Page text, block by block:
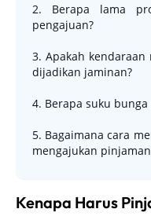
2. Berapa lama
pengajuan?
3. Apakah kendaraan
dijadikan jaminan?
4. Berapa suku bunga
5. Bagaimana cara
mengajukan
Kenapa Harus